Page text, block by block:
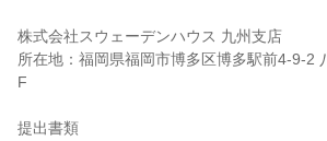
株式会社スウェーデンハウス 九州支店
所在地：福岡県福岡市博多区博多駅前4-9-2
F
提出書類